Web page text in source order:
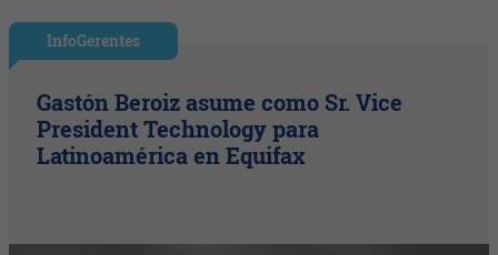
InfoGerentes
Gastón Beroiz asume como Sr. Vice
President Technology para
Latinoamérica en Equifax